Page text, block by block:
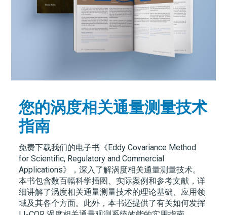
您的涡度相关通量测量技术
指南
免费下载我们的电子书《Eddy Covariance Method
for Scientific, Regulatory and Commercial
Applications》，深入了解涡度相关通量测量技术。
本书包含数百幅科学插图、实际案例和参考文献，详
细讲解了涡度相关通量测量技术的理论基础、应用领
域及其各个方面。此外，本书还提供了有关如何发挥